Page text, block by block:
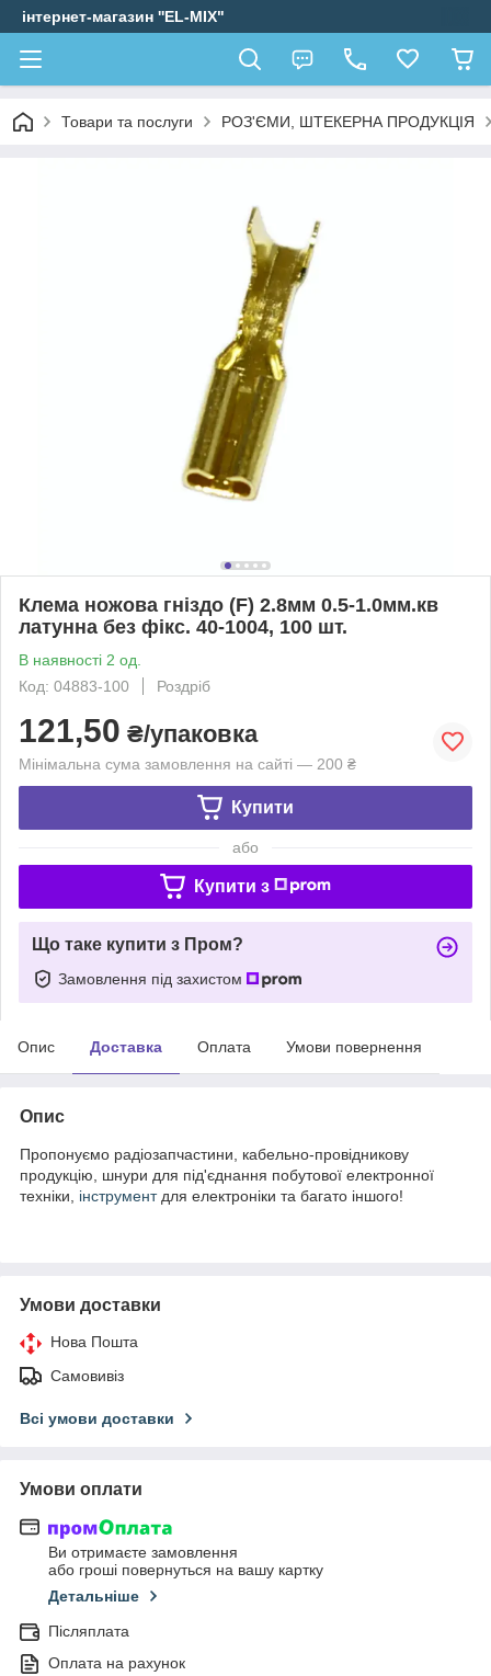
інтернет-магазин ''EL-MIX"
Товари та послуги РОЗ'ЄМИ, ШТЕКЕРНА ПРОДУКЦІЯ
Клема ножова гніздо (F) 2.8мм 0.5-1.0мм.кв
латунна без фікс. 40-1004, 100 шт.
В наявності 2 од.
Код: 04883-100
Роздріб
121,50 ₴/упаковка
Мінімальна сума замовлення на сайті — 200 ₴
Купити
або
Купити з
Що таке купити з Пром?
Замовлення під захистом
Опис Доставка Оплата Умови повернення
Опис
Пропонуємо радіозапчастини, кабельно-провідникову
продукцію, шнури для під'єднання побутової електронної
техніки, інструментдля електроніки та багато іншого!
Умови доставки
Нова Пошта
Самовивіз
Всі умови доставки
Умови оплати
Ви отримаєте замовлення
або гроші повернуться на вашу картку
Детальніше
Післяплата
Оплата на рахунок